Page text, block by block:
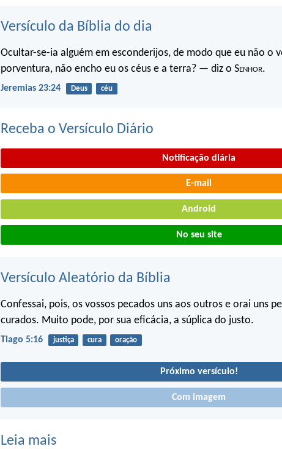
Versículo da Bíblia do dia
Ocultar-se-ia alguém em esconderijos, de modo que eu não o
porventura, não encho eu os céus e a terra? — diz o Senhor.
Jeremias 23:24 Deus céu
Receba o Versículo Diário
Notificação diária
E-mail
Android
No seu site
Versículo Aleatório da Bíblia
Confessai, pois, os vossos pecados uns aos outros e orai uns
curados. Muito pode, por sua eficácia, a súplica do justo.
Tiago 5:16 justiça cura oração
Próximo versículo!
Com imagem
Leia mais